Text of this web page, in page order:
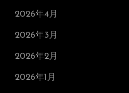
2026年4月
2026年3月
2026年2月
2026年1月